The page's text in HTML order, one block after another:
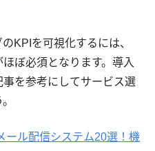
KPIを可視化するには、
ぼ必須となります。導入
を参考にしてサービス選
ール配信システム20選！機